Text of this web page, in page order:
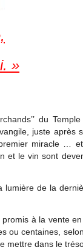
»
du
juste après
miracle …
et le vin sont
lumière de la
à la vente
ou centaines,
mettre dans le